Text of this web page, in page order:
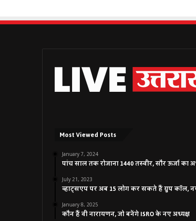
Most Viewed Posts
January 7, 2024
पांच साल तक रोजाना 1440 तस्वीर, सौर ऊर्जा
July 21, 2023
व्हाट्सएप पर अब 15 लोग कर सकते हैं ग्रुप कॉल,
January 8, 2025
कौन हैं वी नारायणन, जो बनेंगे ISRO के नए अध्यक्ष